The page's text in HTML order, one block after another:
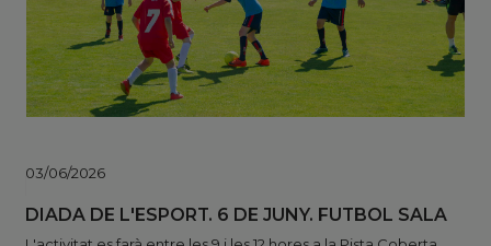
DIADA DE L'ESPORT. 6 DE JUNY. FUTBOL SALA
03/06/2026